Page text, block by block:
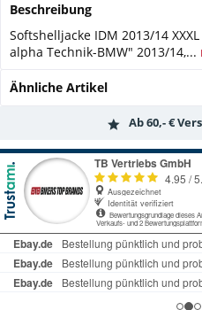
Beschreibung
Softshelljacke IDM 2013/14
alpha Technik-BMW" 2013/14,...
Ähnliche Artikel
Ab 60,- €